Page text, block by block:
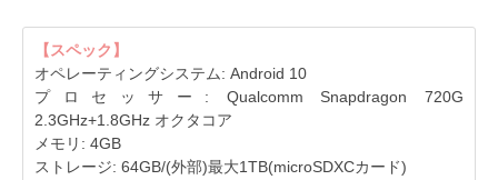
【スペック】
オペレーティングシステム: Android 10
プロセッサー: Qualcomm Snapdragon 720G
2.3GHz+1.8GHz オクタコア
メモリ: 4GB
ストレージ: 64GB/(外部)最大1TB(microSDXCカード)